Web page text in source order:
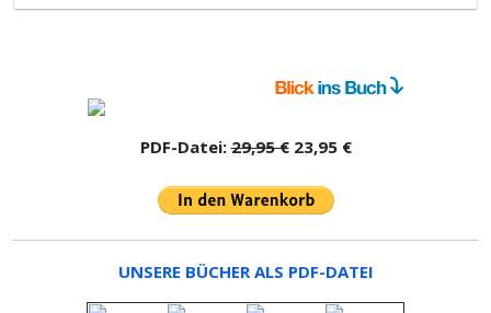
PDF-Datei:29,95 €23,95 €
UNSERE BÜCHER ALS PDF-DATEI